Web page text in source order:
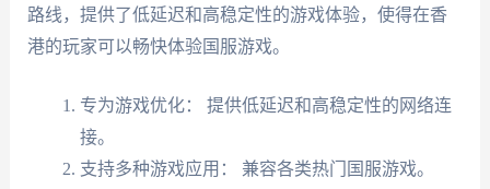
路线，提供了低延迟和高稳定性的游戏体验，使得在香
港的玩家可以畅快体验国服游戏。
专为游戏优化： 提供低延迟和高稳定性的网络连
接。
支持多种游戏应用： 兼容各类热门国服游戏。